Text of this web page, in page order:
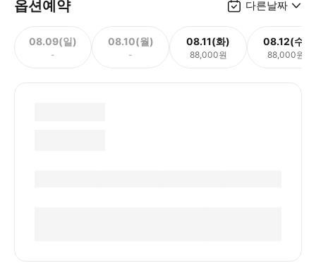
옵션예약 다른날짜
08.09(일)
-
08.10(월)
-
08.11(화)
88,000원
08.12(수)
88,000원